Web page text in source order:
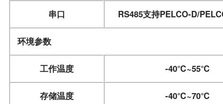
串口 RS485支持PELCO-D/
环境参数
工作温度 -40℃~55℃
存储温度 -40℃~70℃